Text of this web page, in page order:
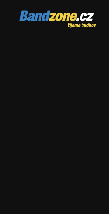
Bandzone.cz
žijeme hudbou